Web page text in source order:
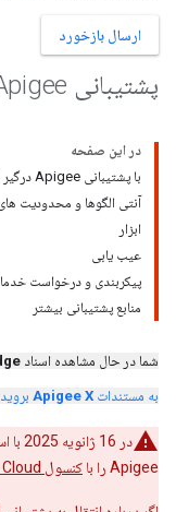
ارسال بازخورد
پشتیبانی Apigee
در این صفحه
با پشتیبانی Apigee درگیر شوید
آنتی الگوها و محدودیت
ابزار
عیب یابی
پیکربندی و درخواست
منابع پشتیبانی بیشتر
شما در حال مشاهده اسناد
به مستندات Apigee X بروید
در 16 ژانویه 2025 با استفاده از
Apigee را با
کنسول Google Cloud